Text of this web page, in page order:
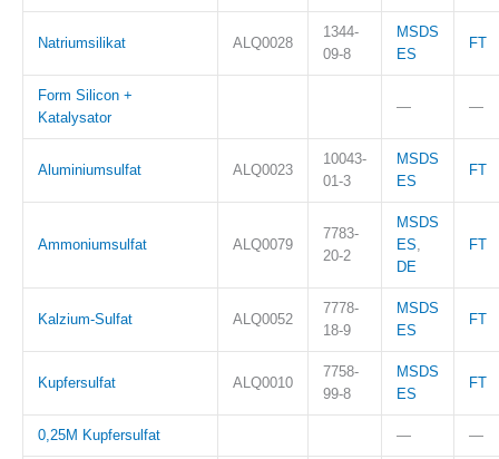
Natriumsilikat ALQ0028
1344-
09-8
MSDS
ES
FT
Form Silicon +
Katalysator
— —
Aluminiumsulfat ALQ0023
10043-
01-3
MSDS
ES
FT
Ammoniumsulfat ALQ0079
7783-
20-2
MSDS
ES,
DE
FT
Kalzium-Sulfat ALQ0052
7778-
18-9
MSDS
ES
FT
Kupfersulfat ALQ0010
7758-
99-8
MSDS
ES
FT
0,25M Kupfersulfat — —